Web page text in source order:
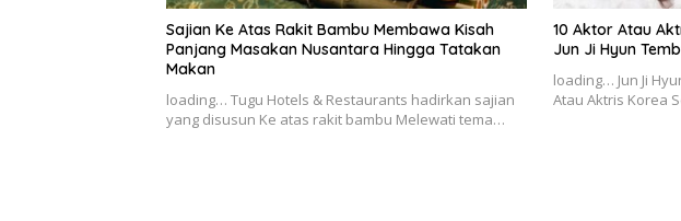
Sajian Ke Atas Rakit Bambu Membawa Kisah
Panjang Masakan Nusantara Hingga Tatakan
Makan
loading… Tugu Hotels & Restaurants hadirkan sajian
yang disusun Ke atas rakit bambu Melewati tema…
10 Aktor Atau
Jun Ji Hyun
loading… Jun Ji
Atau Aktris Korea